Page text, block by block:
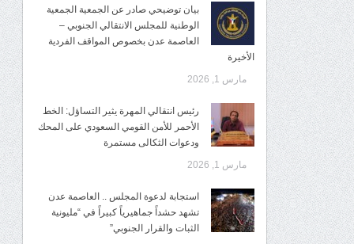
بيان توضيحي صادر عن الجمعية الجمعية
الوطنية للمجلس الانتقالي الجنوبي –
العاصمة عدن بخصوص المواقف الفردية
الأخيرة
مارس 1, 2026
رئيس انتقالي المهرة يثير التساؤل: الخط
الأحمر للأمن القومي السعودي على المحك
ودعوات الثكالى مستمرة
مارس 1, 2026
استجابة لدعوة المجلس .. العاصمة عدن
تشهد حشداً جماهيرياً كبيراً في “مليونية
الثبات والقرار الجنوبي”